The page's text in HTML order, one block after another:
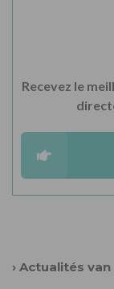
Recevez le
› Actualités van